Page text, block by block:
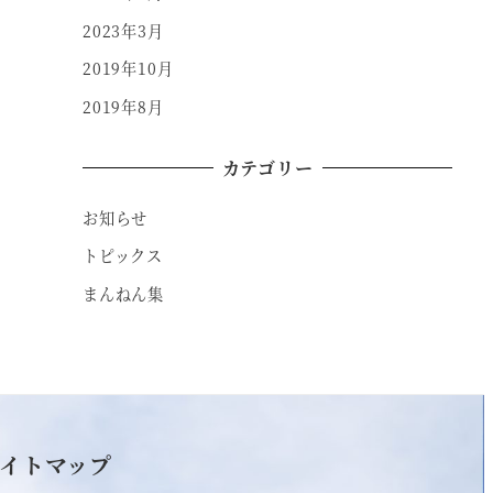
2023年3月
2019年10月
2019年8月
カテゴリー
お知らせ
トピックス
まんねん集
トマップ